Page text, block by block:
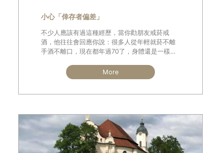
小心「倖存者偏差」
不少人應該有過這種經歷，當你勸朋友戒菸戒
酒，他往往會回應你說：很多人從年輕就菸不離
手酒不離口，現在都年過70了，身體還是一樣硬
說：「看妳都不菸不酒，結果卻得肺癌四期，那
我不如好好享受一下，反正會不會生病都是命中
More